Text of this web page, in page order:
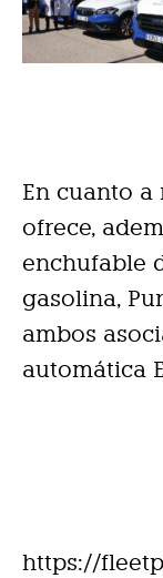
En cuanto a
ofrece,
enchufable
gasolina,
ambos
automática
https://